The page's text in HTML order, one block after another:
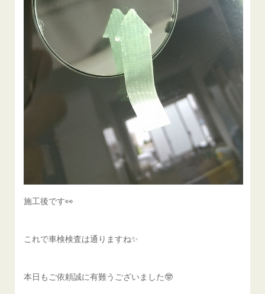
施工後です👀
これで車検検査は通りますね✨
本日もご依頼誠に有難うございました🤓